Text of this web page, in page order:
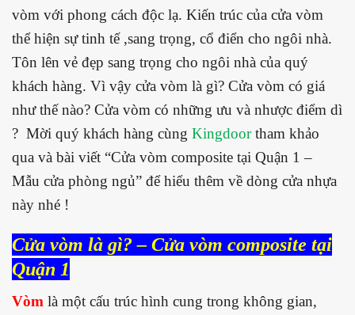
vòm với phong cách độc lạ. Kiến trúc của cửa vòm
thể hiện sự tinh tế ,sang trọng, cổ điển cho ngôi nhà.
Tôn lên vẻ đẹp sang trọng cho ngôi nhà của quý
khách hàng. Vì vậy cửa vòm là gì? Cửa vòm có giá
như thế nào? Cửa vòm có những ưu và nhược điểm dì
? Mời quý khách hàng cùng Kingdoortham khảo
qua và bài viết “Cửa vòm composite tại Quận 1 –
Mẫu cửa phòng ngủ” để hiểu thêm về dòng cửa nhựa
này nhé !
Cửa vòm là gì? – Cửa vòm composite tại
Quận 1
Vòm là một cấu trúc hình cung trong không gian,